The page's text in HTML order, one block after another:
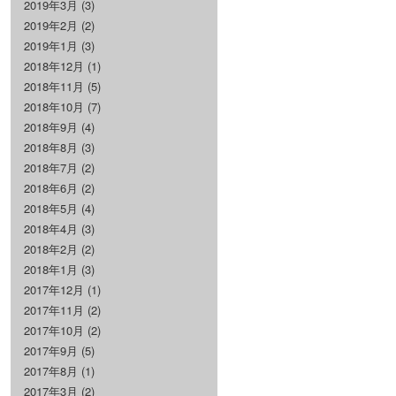
2019年3月 (3)
2019年2月 (2)
2019年1月 (3)
2018年12月 (1)
2018年11月 (5)
2018年10月 (7)
2018年9月 (4)
2018年8月 (3)
2018年7月 (2)
2018年6月 (2)
2018年5月 (4)
2018年4月 (3)
2018年2月 (2)
2018年1月 (3)
2017年12月 (1)
2017年11月 (2)
2017年10月 (2)
2017年9月 (5)
2017年8月 (1)
2017年3月 (2)